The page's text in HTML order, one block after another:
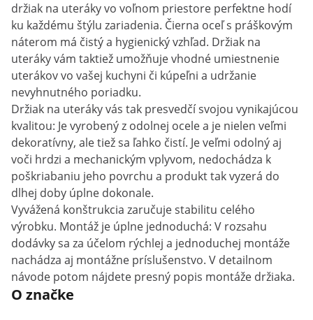
držiak na uteráky vo voľnom priestore perfektne hodí
ku každému štýlu zariadenia. Čierna oceľ s práškovým
náterom má čistý a hygienický vzhľad. Držiak na
uteráky vám taktiež umožňuje vhodné umiestnenie
uterákov vo vašej kuchyni či kúpeľni a udržanie
nevyhnutného poriadku.
Držiak na uteráky vás tak presvedčí svojou vynikajúcou
kvalitou: Je vyrobený z odolnej ocele a je nielen veľmi
dekoratívny, ale tiež sa ľahko čistí. Je veľmi odolný aj
voči hrdzi a mechanickým vplyvom, nedochádza k
poškriabaniu jeho povrchu a produkt tak vyzerá do
dlhej doby úplne dokonale.
Vyvážená konštrukcia zaručuje stabilitu celého
výrobku. Montáž je úplne jednoduchá: V rozsahu
dodávky sa za účelom rýchlej a jednoduchej montáže
nachádza aj montážne príslušenstvo. V detailnom
návode potom nájdete presný popis montáže držiaka.
O značke